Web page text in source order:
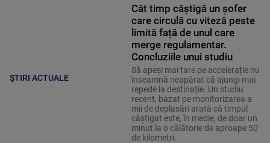
ȘTIRI ACTUALE
Cât timp câștigă un șofer
care circulă cu viteză peste
limită față de unul care
merge regulamentar.
Concluziile unui studiu
Să apeși mai tare pe accelerație nu
înseamnă neapărat că ajungi mai
repede la destinație. Un studiu
recent, bazat pe monitorizarea a
mii de deplasări arată că timpul
câștigat este, în medie, de doar un
minut la o călătorie de aproape 50
de kilometri.